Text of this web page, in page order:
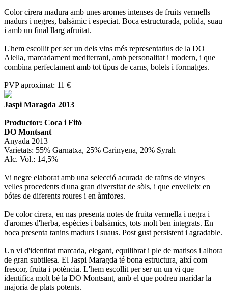
Color cirera madura amb unes aromes intenses de fruits vermells
madurs i negres, balsàmic i especiat. Boca estructurada, polida, suau
i amb un final llarg afruitat.
L'hem escollit per ser un dels vins més representatius de la DO
Alella, marcadament mediterrani, amb personalitat i modern, i que
combina perfectament amb tot tipus de carns, bolets i formatges.
PVP aproximat: 11 €
Jaspi Maragda 2013
Productor: Coca i Fitó
DO Montsant
Anyada 2013
Varietats: 55% Garnatxa, 25% Carinyena, 20% Syrah
Alc. Vol.: 14,5%
Vi negre elaborat amb una selecció acurada de raïms de vinyes
velles procedents d'una gran diversitat de sòls, i que envelleix en
bótes de diferents roures i en àmfores.
De color cirera, en nas presenta notes de fruita vermella i negra i
d'aromes d'herba, espècies i balsàmics, tots molt ben integrats. En
boca presenta tanins madurs i suaus. Post gust persistent i agradable.
Un vi d'identitat marcada, elegant, equilibrat i ple de matisos i alhora
de gran subtilesa. El Jaspi Maragda té bona estructura, així com
frescor, fruita i potència. L'hem escollit per ser un un vi que
identifica molt bé la DO Montsant, amb el que podreu maridar la
majoria de plats potents.